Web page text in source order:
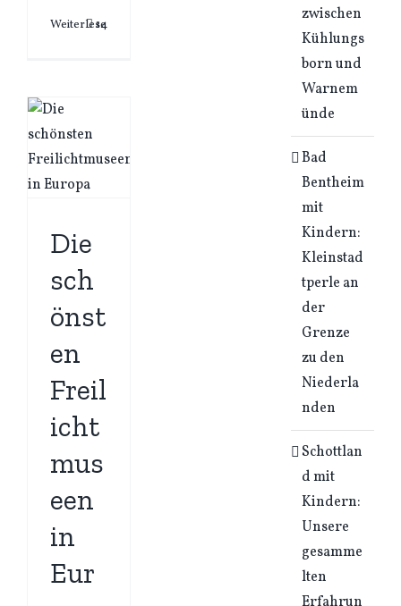
Weiterlesen
14
Die
sch
önst
en
Freil
icht
mus
een
in
Eur
zwischen
Kühlungs
born und
Warnem
ünde
Bad
Bentheim
mit
Kindern:
Kleinstad
tperle an
der
Grenze
zu den
Niederla
nden
Schottlan
d mit
Kindern:
Unsere
gesamme
lten